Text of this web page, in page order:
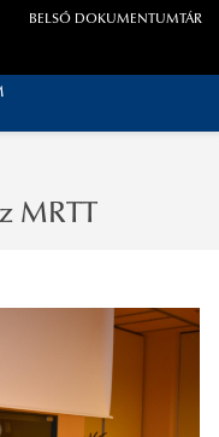
BELSŐ DOKUMENTUMTÁR
MRTT